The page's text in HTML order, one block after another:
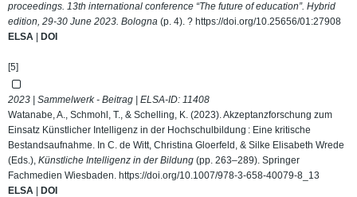
proceedings. 13th international conference “The future of education”. Hybrid
edition, 29-30 June 2023. Bologna (p. 4). ? https://doi.org/10.25656/01:27908
ELSA
DOI
[5]
2023 | Sammelwerk - Beitrag | ELSA-ID: 11408
Watanabe, A., Schmohl, T., & Schelling, K. (2023). Akzeptanzforschung zum
Einsatz Künstlicher Intelligenz in der Hochschulbildung : Eine kritische
Bestandsaufnahme. In C. de Witt, Christina Gloerfeld, & Silke Elisabeth Wrede
(Eds.), Künstliche Intelligenz in der Bildung (pp. 263–289). Springer
Fachmedien Wiesbaden. https://doi.org/10.1007/978-3-658-40079-8_13
ELSA
DOI